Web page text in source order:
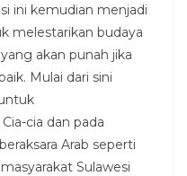
ini kemudian menjadi
melestarikan budaya
akan punah jika
Mulai dari sini
cia dan pada
Arab seperti
Sulawesi